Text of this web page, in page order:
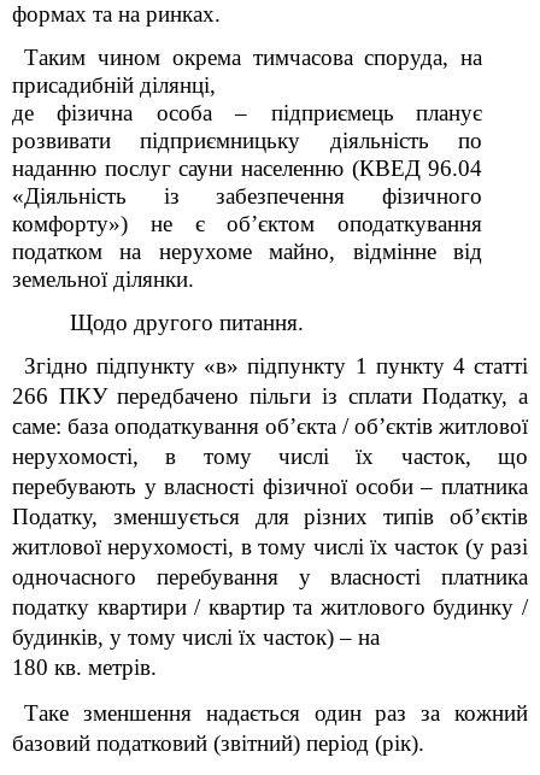
формах та на ринках.
Таким чином окрема тимчасова споруда,на
присадибній ділянці,
дефізична особа – підприємець
планує
розвивати підприємницьку діяльність по
наданню послуг сауни населенню(КВЕД 96.04
«Діяльність із забезпечення фізичного
комфорту») не є об’єктом оподаткування
податком на нерухоме майно, відмінне від
земельної ділянки.
Щодо другого питання.
Згідно підпункту «в» підпункту 1 пункту 4 статті
266 ПКУ передбачено пільги із сплати Податку, а
саме: база оподаткування об’єкта / об’єктів житлової
нерухомості, в тому числі їх часток, що
перебувають у власності фізичної особи – платника
Податку, зменшується для різних типів об’єктів
житлової нерухомості, в тому числі їх часток (у разі
одночасного перебування у власності платника
податку квартири / квартир та житлового будинку /
будинків, у тому числі їх часток) – на
180 кв. метрів.
Таке зменшення надається один раз за кожний
базовий податковий (звітний) період (рік).